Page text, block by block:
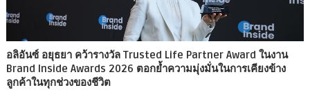
อลิอันซ์ อยุธยา คว้ารางวัล Trusted Life Partner Award ในงาน
Brand Inside Awards 2026 ตอกย้ำความมุ่งมั่นในการเคียงข้าง
ลูกค้าในทุกช่วงของชีวิต